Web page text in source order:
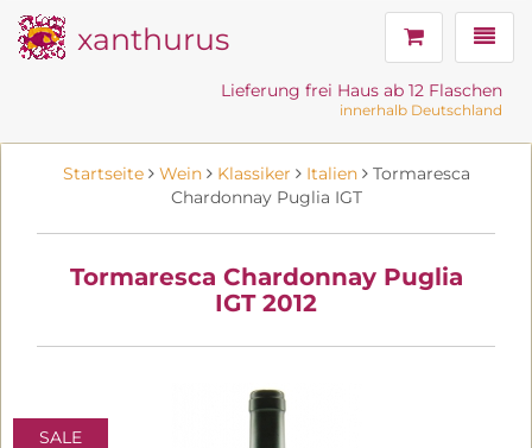
xanthurus
Lieferung frei Haus ab 12 Flaschen
innerhalb Deutschland
Startseite Wein Klassiker Italien Tormaresca
Chardonnay Puglia IGT
Tormaresca Chardonnay Puglia
IGT 2012
SALE